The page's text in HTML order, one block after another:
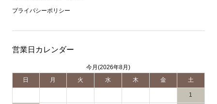
プライバシーポリシー
営業日カレンダー
今月(2026年8月)
日
月 火 水 木 金 土
1